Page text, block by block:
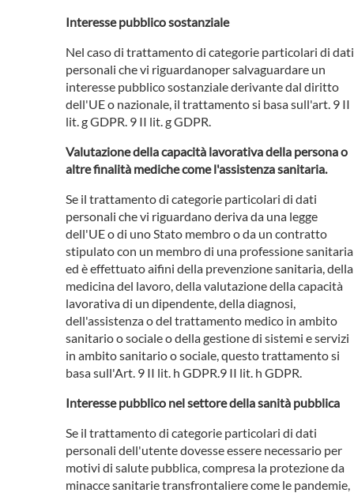
Interesse pubblico sostanziale
Nel caso di trattamento di categorie particolari di dati
personali che vi riguardanoper salvaguardare un
interesse pubblico sostanziale derivante dal diritto
dell'UE o nazionale, il trattamento si basa sull'art. 9 II
lit. g GDPR. 9 II lit. g GDPR.
Valutazione della capacità lavorativa della persona o
altre finalità mediche come l'assistenza sanitaria.
Se il trattamento di categorie particolari di dati
personali che vi riguardano deriva da una legge
dell'UE o di uno Stato membro o da un contratto
stipulato con un membro di una professione sanitaria
ed è effettuato aifini della prevenzione sanitaria, della
medicina del lavoro, della valutazione della capacità
lavorativa di un dipendente, della diagnosi,
dell'assistenza o del trattamento medico in ambito
sanitario o sociale o della gestione di sistemi e servizi
in ambito sanitario o sociale, questo trattamento si
basa sull'Art. 9 II lit. h GDPR.9 II lit. h GDPR.
Interesse pubblico nel settore della sanità pubblica
Se il trattamento di categorie particolari di dati
personali dell'utente dovesse essere necessario per
motivi di salute pubblica, compresa la protezione da
minacce sanitarie transfrontaliere come le pandemie,